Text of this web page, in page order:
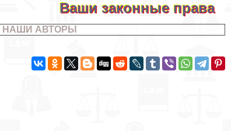
Ваши законные права
НАШИ АВТОРЫ